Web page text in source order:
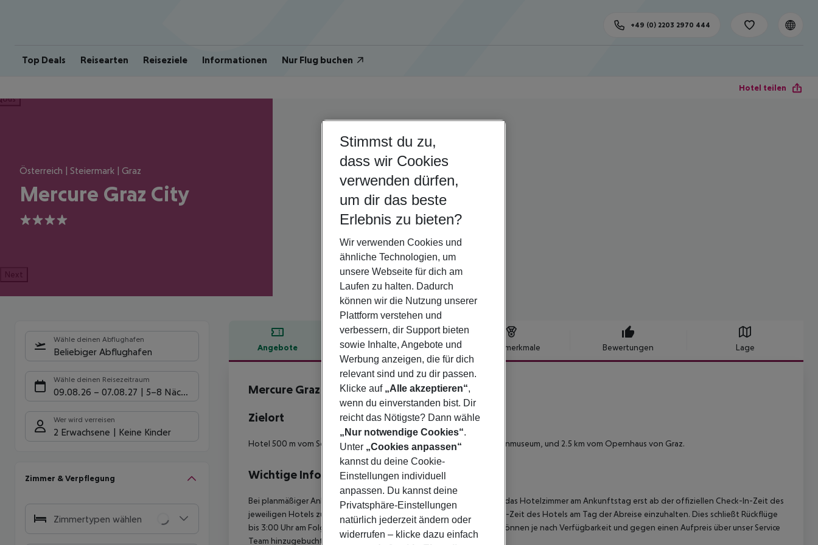
Top Deals Reisearten Reiseziele Informationen Nur Flug buchen
+49 (0) 2203 2970 444
Hotel teilen
Österreich | Steiermark | Graz
Mercure Graz City
4
Next
Wähle deinen Abflughafen
Beliebiger Abflughafen
Wähle deinen Reisezeitraum
09.08.26 – 07.08.27 5-8 Nächte
Wer wird verreisen
2 Erwachsene Keine Kinder
Zimmer & Verpflegung
Zimmertypen wählen
Angebote Hotelbeschreibung Hotelmerkmale Bewertungen Lage
Hotelbeschreibung
Mercure Graz City
4
Zielort
Hotel 500 m vom Schloss von Graz gelegen, 1.5 km styrischen Waffenmuseum, und 2.5 km vom Opernhaus von Graz.
Wichtige Informationen
Bei planmäßiger Ankunft im Zielgebiet ab 04:00 Uhr morgens steht das Hotelzimmer am Ankunftstag erst ab der offiziellen Check-In-Zeit des
jeweiligen Hotels zur Verfügung. Ebenso ist die offizielle Check-Out-Zeit des Hotels am Tag der Abreise einzuhalten. Dies schließt Rückflüge
bis 3:00 Uhr am Folgetag ein. Früh-Check-In bzw. Spät-Check-Out können je nach Verfügbarkeit und gegen einen Aufpreis über unser Service
Team hinzugebucht werden.
Stimmst du zu,
dass wir Cookies
verwenden dürfen,
um dir das beste
Erlebnis zu bieten?
Wir verwenden Cookies und
ähnliche Technologien, um
unsere Webseite für dich am
Laufen zu halten. Dadurch
können wir die Nutzung unserer
Plattform verstehen und
verbessern, dir Support bieten
sowie Inhalte, Angebote und
Werbung anzeigen, die für dich
relevant sind und zu dir passen.
Klicke auf „Alle akzeptieren“,
wenn du einverstanden bist. Dir
reicht das Nötigste? Dann wähle
„Nur notwendige Cookies“.
Unter „Cookies anpassen“
kannst du deine Cookie-
Einstellungen individuell
anpassen. Du kannst deine
Privatsphäre-Einstellungen
natürlich jederzeit ändern oder
widerrufen – klicke dazu einfach